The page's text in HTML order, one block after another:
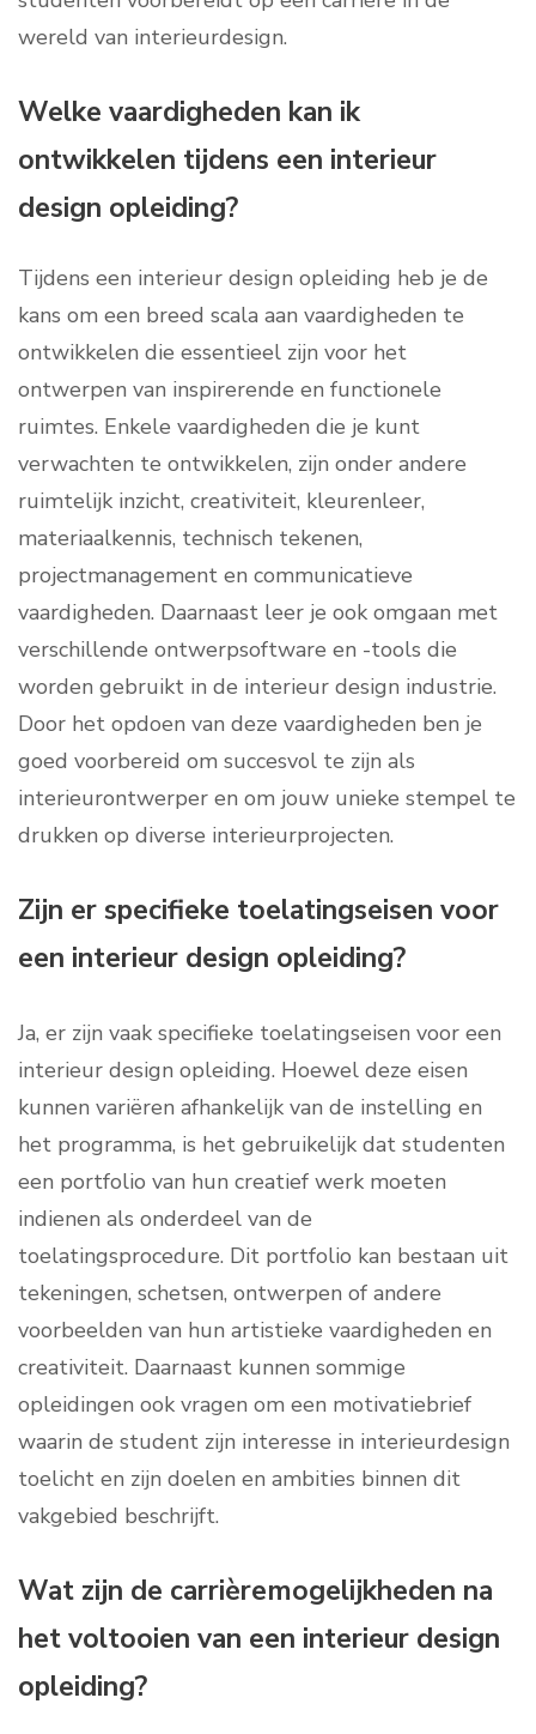
wereld van interieurdesign.
Welke vaardigheden kan ik
ontwikkelen tijdens een interieur
design opleiding?
Tijdens een interieur design opleiding heb je de
kans om een breed scala aan vaardigheden te
ontwikkelen die essentieel zijn voor het
ontwerpen van inspirerende en functionele
ruimtes. Enkele vaardigheden die je kunt
verwachten te ontwikkelen, zijn onder andere
ruimtelijk inzicht, creativiteit, kleurenleer,
materiaalkennis, technisch tekenen,
projectmanagement en communicatieve
vaardigheden. Daarnaast leer je ook omgaan met
verschillende ontwerpsoftware en -tools die
worden gebruikt in de interieur design industrie.
Door het opdoen van deze vaardigheden ben je
goed voorbereid om succesvol te zijn als
interieurontwerper en om jouw unieke stempel te
drukken op diverse interieurprojecten.
Zijn er specifieke toelatingseisen voor
een interieur design opleiding?
Ja, er zijn vaak specifieke toelatingseisen voor een
interieur design opleiding. Hoewel deze eisen
kunnen variëren afhankelijk van de instelling en
het programma, is het gebruikelijk dat studenten
een portfolio van hun creatief werk moeten
indienen als onderdeel van de
toelatingsprocedure. Dit portfolio kan bestaan uit
tekeningen, schetsen, ontwerpen of andere
voorbeelden van hun artistieke vaardigheden en
creativiteit. Daarnaast kunnen sommige
opleidingen ook vragen om een motivatiebrief
waarin de student zijn interesse in interieurdesign
toelicht en zijn doelen en ambities binnen dit
vakgebied beschrijft.
Wat zijn de carrièremogelijkheden na
het voltooien van een interieur design
opleiding?